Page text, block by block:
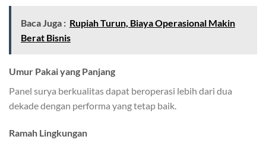
Baca Juga : Rupiah Turun, Biaya Operasional Makin
Berat Bisnis
Umur Pakai yang Panjang
Panel surya berkualitas dapat beroperasi lebih dari dua
dekade dengan performa yang tetap baik.
Ramah Lingkungan